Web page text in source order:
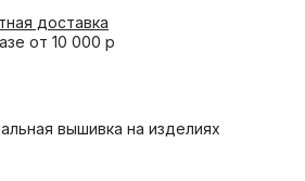
доставка
от 10 000 р
вышивка на изделиях